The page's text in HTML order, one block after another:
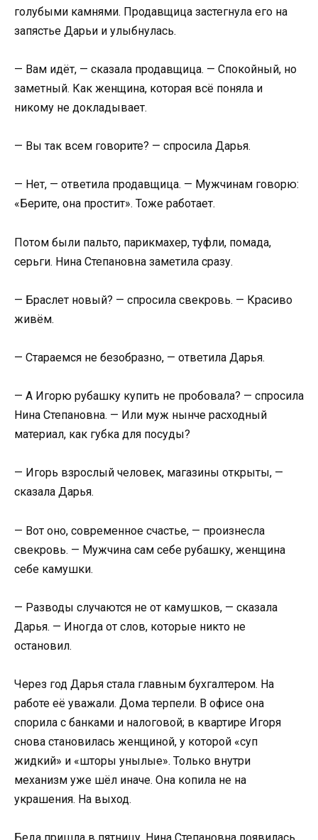
голубыми камнями. Продавщица застегнула его на
запястье Дарьи и улыбнулась.
— Вам идёт, — сказала продавщица. — Спокойный, но
заметный. Как женщина, которая всё поняла и
никому не докладывает.
— Вы так всем говорите? — спросила Дарья.
— Нет, — ответила продавщица. — Мужчинам говорю:
«Берите, она простит». Тоже работает.
Потом были пальто, парикмахер, туфли, помада,
серьги. Нина Степановна заметила сразу.
— Браслет новый? — спросила свекровь. — Красиво
живём.
— Стараемся не безобразно, — ответила Дарья.
— А Игорю рубашку купить не пробовала? — спросила
Нина Степановна. — Или муж нынче расходный
материал, как губка для посуды?
— Игорь взрослый человек, магазины открыты, —
сказала Дарья.
— Вот оно, современное счастье, — произнесла
свекровь. — Мужчина сам себе рубашку, женщина
себе камушки.
— Разводы случаются не от камушков, — сказала
Дарья. — Иногда от слов, которые никто не
остановил.
Через год Дарья стала главным бухгалтером. На
работе её уважали. Дома терпели. В офисе она
спорила с банками и налоговой; в квартире Игоря
снова становилась женщиной, у которой «суп
жидкий» и «шторы унылые». Только внутри
механизм уже шёл иначе. Она копила не на
украшения. На выход.